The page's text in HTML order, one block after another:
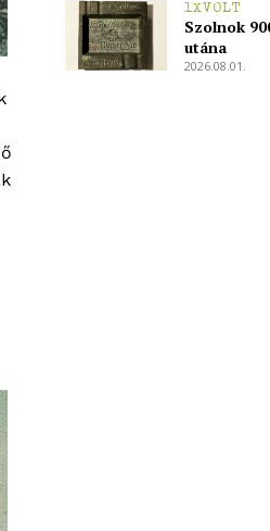
1XVOLT
Szolnok
utána
2026.08.01.